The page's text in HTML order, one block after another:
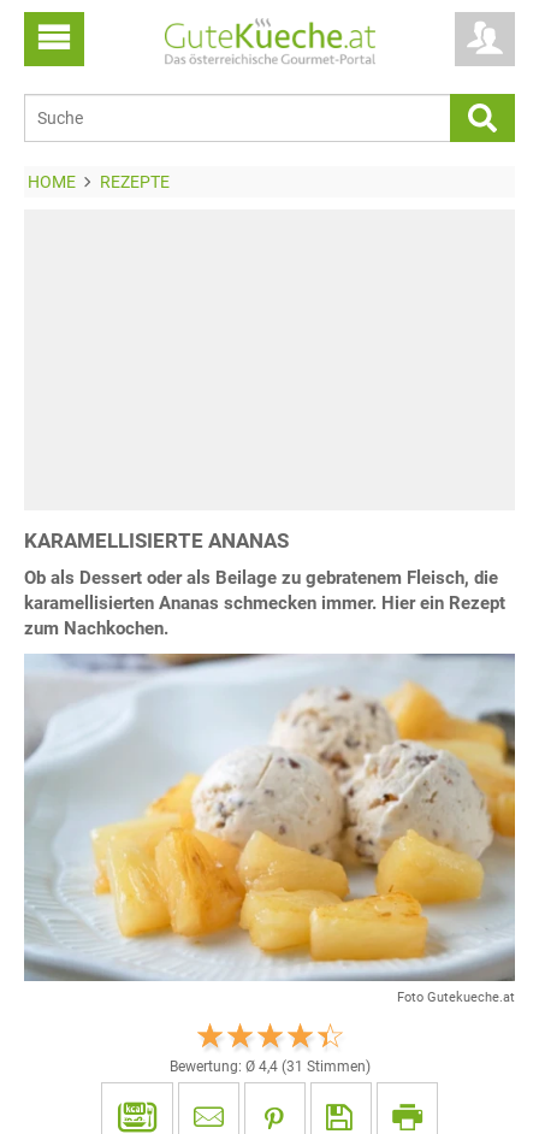
HOME REZEPTE
KARAMELLISIERTE ANANAS
Ob als Dessert oder als Beilage zu gebratenem Fleisch, die
karamellisierten Ananas schmecken immer. Hier ein Rezept
zum Nachkochen.
Foto Gutekueche.at
Bewertung: Ø 4,4(31 Stimmen)